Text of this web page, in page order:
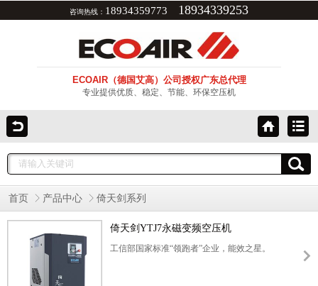
咨询热线： 18934359773 18934339253
ECOAIR（德国艾高）公司授权广东总代理
专业提供优质、稳定、节能、环保空压机
首页 产品中心 倚天剑系列
倚天剑YTJ7永磁变频空压机
工信部国家标准“领跑者”企业，能效之星。